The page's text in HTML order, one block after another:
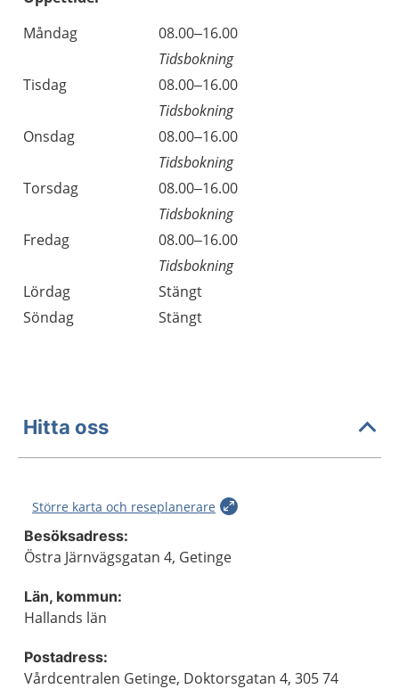
Dag
Öppettider
Kommentarer
Måndag
08.00–16.00
Tidsbokning
Tisdag
08.00–16.00
Tidsbokning
Onsdag
08.00–16.00
Tidsbokning
Torsdag
08.00–16.00
Tidsbokning
Fredag
08.00–16.00
Tidsbokning
Lördag
Stängt
Söndag
Stängt
Hitta oss
Större karta och reseplanerare
Besöksadress:
Östra Järnvägsgatan 4, Getinge
Län, kommun:
Hallands län
Postadress:
Vårdcentralen Getinge, Doktorsgatan 4, 305 74